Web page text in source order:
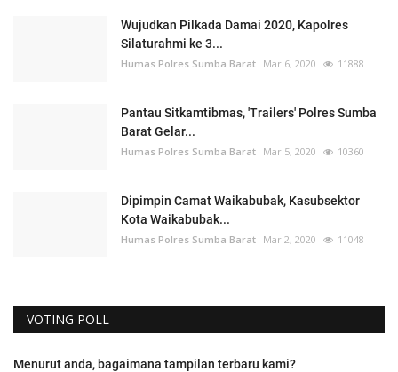
Wujudkan Pilkada Damai 2020, Kapolres
Silaturahmi ke 3...
Humas Polres Sumba Barat Mar 6, 2020 11888
Pantau Sitkamtibmas, 'Trailers' Polres Sumba
Barat Gelar...
Humas Polres Sumba Barat Mar 5, 2020 10360
Dipimpin Camat Waikabubak, Kasubsektor
Kota Waikabubak...
Humas Polres Sumba Barat Mar 2, 2020 11048
VOTING POLL
Menurut anda, bagaimana tampilan terbaru kami?